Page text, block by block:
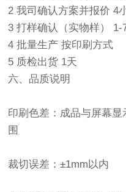
2 我司确认方案并报价 4
3 打样确认（实物样） 1-
4 批量生产 按印刷方式
5 质检出货 1天
六、品质说明
印刷色差：成品与屏幕
围
裁切误差：±1mm以内